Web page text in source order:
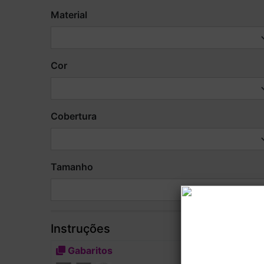
Material
Cor
Cobertura
Tamanho
Instruções
Gabaritos